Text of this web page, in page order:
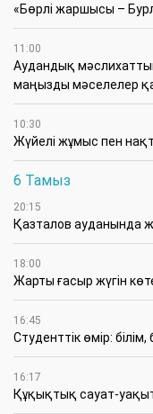
«Бөрлі жаршысы –
11:00
Аудандық
маңызды мәселелер
10:30
Жүйелі жұмыс пен
6 Тамыз
20:15
Қазталов ауданында
18:00
Жарты ғасыр жүгін
16:45
Студенттік өмір:
16:17
Құқықтық сауат-